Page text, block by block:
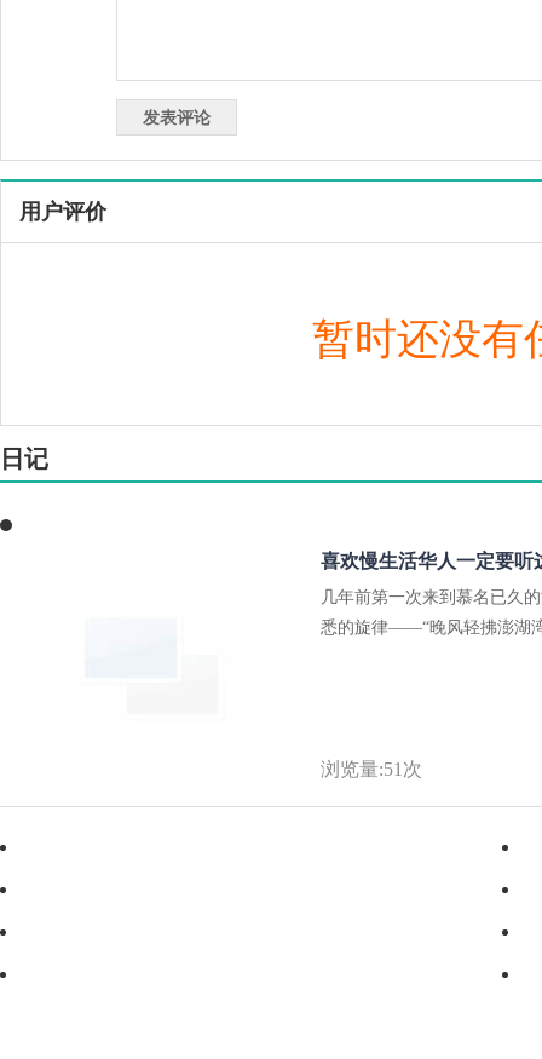
用户评价
暂时还没有
日记
喜欢慢生活华人一定要听
几年前第一次来到慕名已久
悉的旋律——“晚风轻拂澎湖
浏览量:51次
·
·
·